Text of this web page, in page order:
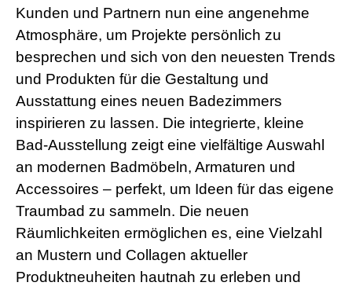
Kunden und Partnern nun eine angenehme
Atmosphäre, um Projekte persönlich zu
besprechen und sich von den neuesten Trends
und Produkten für die Gestaltung und
Ausstattung eines neuen Badezimmers
inspirieren zu lassen. Die integrierte, kleine
Bad-Ausstellung zeigt eine vielfältige Auswahl
an modernen Badmöbeln, Armaturen und
Accessoires – perfekt, um Ideen für das eigene
Traumbad zu sammeln. Die neuen
Räumlichkeiten ermöglichen es, eine Vielzahl
an Mustern und Collagen aktueller
Produktneuheiten hautnah zu erleben und